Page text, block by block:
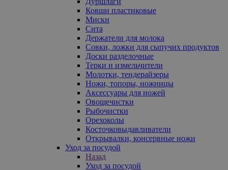
Ковши пластиковые
Миски
Сита
Держатели для молока
Совки, ложки для сыпучих продуктов
Доски разделочные
Терки и измельчители
Молотки, тендерайзеры
Ножи, топоры, ножницы
Аксессуары для ножей
Овощечистки
Рыбочистки
Орехоколы
Косточковыдавливатели
Открывалки, консервные ножи
Уход за посудой
Назад
Уход за посудой